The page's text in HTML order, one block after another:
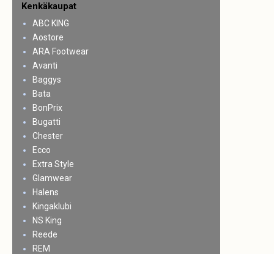
Kenkäkaupat
ABC KING
Aostore
ARA Footwear
Avanti
Baggys
Bata
BonPrix
Bugatti
Chester
Ecco
Extra Style
Glamwear
Halens
Kingaklubi
NS King
Reede
REM